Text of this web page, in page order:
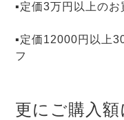
▪定価3万円以上の
▪定価12000円以上
フ
更にご購入